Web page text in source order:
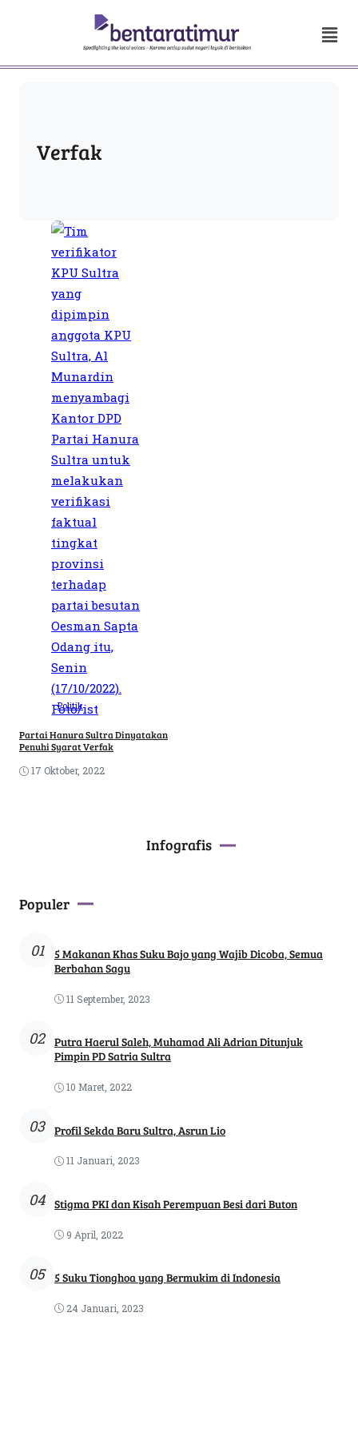
Verfak
Politik
Partai Hanura Sultra Dinyatakan
Penuhi Syarat Verfak
17 Oktober, 2022
Infografis
Populer
01
5 Makanan Khas Suku Bajo yang Wajib Dicoba, Semua
Berbahan Sagu
11 September, 2023
02
Putra Haerul Saleh, Muhamad Ali Adrian Ditunjuk
Pimpin PD Satria Sultra
10 Maret, 2022
03 Profil Sekda Baru Sultra, Asrun Lio
11 Januari, 2023
04 Stigma PKI dan Kisah Perempuan Besi dari Buton
9 April, 2022
05 5 Suku Tionghoa yang Bermukim di Indonesia
24 Januari, 2023